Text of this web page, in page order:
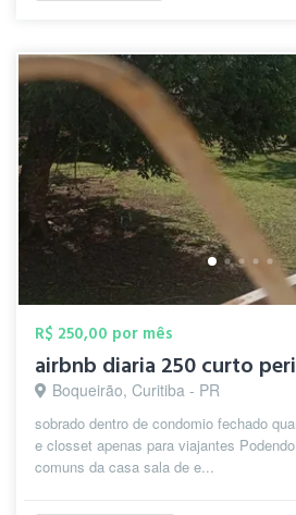
R$ 250,00 por mês
airbnb diaria 250 curto
Boqueirão, Curitiba - PR
sobrado dentro de condomio fechado
e closset apenas para viajantes
comuns da casa sala de e...